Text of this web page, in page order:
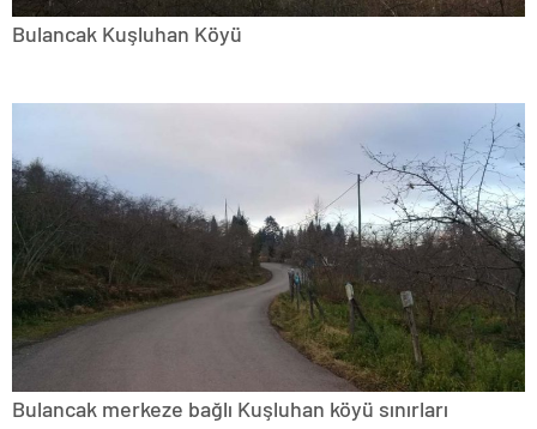
Bulancak Kuşluhan Köyü
Bulancak merkeze bağlı Kuşluhan köyü sınırları